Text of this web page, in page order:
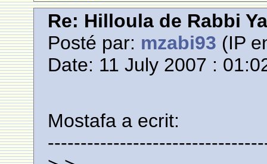
Re: Hilloula de Rabbi
Posté par: mzabi93 (IP
Date: 11 July 2007 :
Mostafa a ecrit: